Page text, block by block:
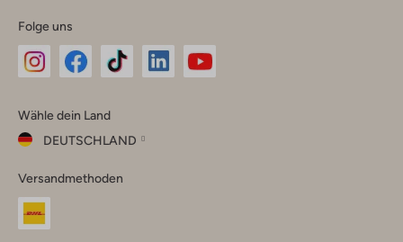
Folge uns
Instagram
Facebook
TikTok
Wähle dein Land
DEUTSCHLAND
dein
Land
Versandmethoden